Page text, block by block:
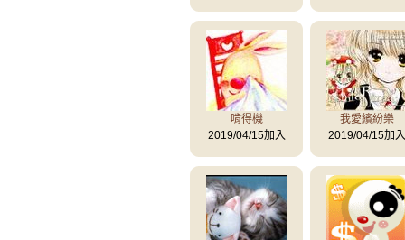
啃得機
2019/04/15加入
我愛繽紛樂
2019/04/15加入